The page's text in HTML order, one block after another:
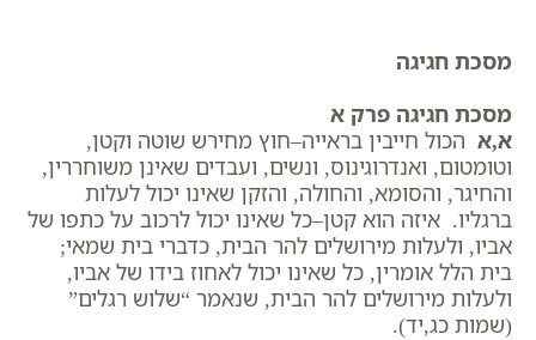
מסכת חגיגה
מסכת חגיגה פרק א
א,א הכול חייבין בראייה–חוץ מחירש שוטה וקטן,
וטומטום, ואנדרוגינוס, ונשים, ועבדים שאינן משוחררין,
והחיגר, והסומא, והחולה, והזקן שאינו יכול לעלות
ברגליו. איזה הוא קטן–כל שאינו יכול לרכוב על כתפו של
אביו, ולעלות מירושלים להר הבית, כדברי בית שמאי;
בית הלל אומרין, כל שאינו יכול לאחוז בידו של אביו,
ולעלות מירושלים להר הבית, שנאמר “שלוש רגלים”
(שמות כג,יד).